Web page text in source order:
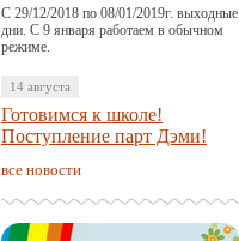
С 29/12/2018 по 08/01/2019г. выходные
дни. С 9 января работаем в обычном
режиме.
14 августа
Готовимся к школе!
Поступление парт Дэми!
все новости